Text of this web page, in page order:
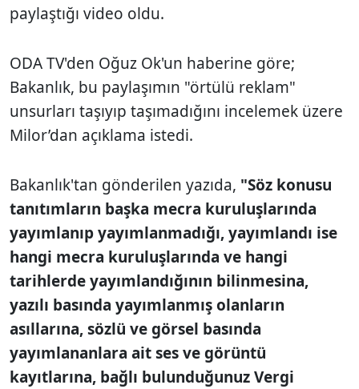
paylaştığı video oldu.
ODA TV'den Oğuz Ok'un haberine göre;
Bakanlık, bu paylaşımın "örtülü reklam"
unsurları taşıyıp taşımadığını incelemek üzere
Milor’dan açıklama istedi.
Bakanlık'tan gönderilen yazıda, "Söz konusu
tanıtımların başka mecra kuruluşlarında
yayımlanıp yayımlanmadığı, yayımlandı ise
hangi mecra kuruluşlarında ve hangi
tarihlerde yayımlandığının bilinmesina,
yazılı basında yayımlanmış olanların
asıllarına, sözlü ve görsel basında
yayımlananlara ait ses ve görüntü
kayıtlarına, bağlı bulunduğunuz Vergi